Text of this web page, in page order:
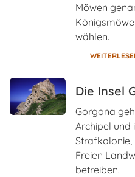
Möwen
wählen.
Die Insel
Gorgona
Archipel und
Strafkolonie,
Freien
betreiben.